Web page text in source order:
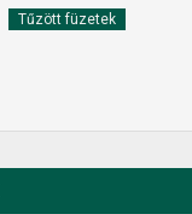
Tűzött füzetek